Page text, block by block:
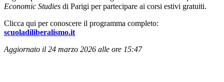
Economic Studies di Parigi per partecipare ai corsi estivi gratuiti.
Clicca qui per conoscere il programma completo:
scuoladiliberalismo.it
Aggiornato il 24 marzo 2026 alle ore 15:47